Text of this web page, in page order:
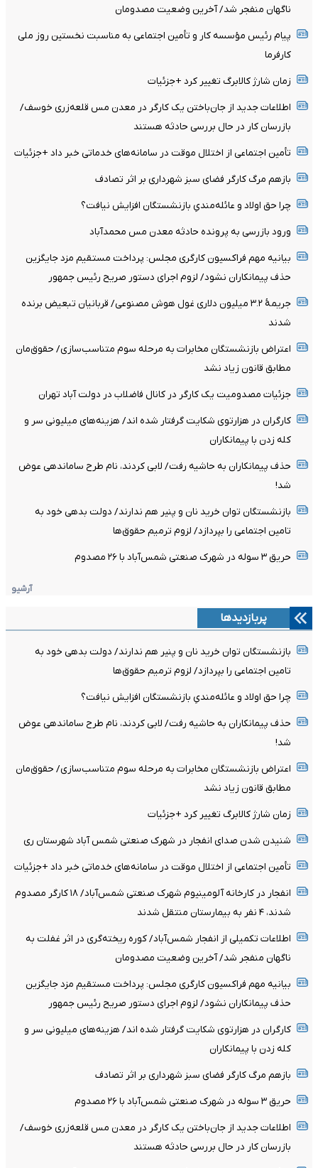
ناگهان منفجر شد/ آخرین وضعیت مصدومان
پیام رئیس مؤسسه کار و تأمین اجتماعی به مناسبت نخستین روز ملی
کارفرما
زمان شارژ کالابرگ تغییر کرد +جزئیات
اطلاعات جدید از جان‌باختن یک کارگر در معدن مس قلعه‌زری خوسف/
بازرسان کار در حال بررسی حادثه هستند
تأمین اجتماعی از اختلال موقت در سامانه‌های خدماتی خبر داد +جزئیات
بازهم مرگ کارگر فضای سبز شهرداری بر اثر تصادف
چرا حق اولاد و عائله‌مندیِ بازنشستگان افزایش نیافت؟
ورود بازرسی به پرونده حادثه معدن مس محمدآباد
بیانیه مهم فراکسیون کارگری مجلس: پرداخت مستقیم مزد جایگزین
حذف پیمانکاران نشود/ لزوم اجرای دستور صریح رئیس جمهور
جریمۀ ۳.۲ میلیون دلاری غول هوش مصنوعی/ قربانیان تبعیض برنده
شدند
اعتراض بازنشستگان مخابرات به مرحله سوم متناسب‌سازی/ حقوق‌مان
مطابق قانون زیاد نشد
جزئیات مصدومیت یک کارگر در کانال فاضلاب در دولت آباد تهران
کارگران در هزارتوی شکایت گرفتار شده اند/ هزینه‌های میلیونی سر و
کله زدن با پیمانکاران
حذف پیمانکاران به حاشیه رفت/ لابی کردند، نام طرح ساماندهی عوض
شد!
بازنشستگان توان خرید نان و پنیر هم ندارند/ دولت بدهی خود به
تامین اجتماعی را بپردازد/ لزوم ترمیم حقوق‌ها
حریق ۳ سوله در شهرک صنعتی شمس‌آباد با ۲۶ مصدوم
آرشیو
پربازدیدها
بازنشستگان توان خرید نان و پنیر هم ندارند/ دولت بدهی خود به
تامین اجتماعی را بپردازد/ لزوم ترمیم حقوق‌ها
چرا حق اولاد و عائله‌مندیِ بازنشستگان افزایش نیافت؟
حذف پیمانکاران به حاشیه رفت/ لابی کردند، نام طرح ساماندهی عوض
شد!
اعتراض بازنشستگان مخابرات به مرحله سوم متناسب‌سازی/ حقوق‌مان
مطابق قانون زیاد نشد
زمان شارژ کالابرگ تغییر کرد +جزئیات
شنیدن شدن صدای انفجار در شهرک صنعتی شمس آباد شهرستان ری
تأمین اجتماعی از اختلال موقت در سامانه‌های خدماتی خبر داد +جزئیات
انفجار در کارخانه آلومینیوم شهرک صنعتی شمس‌آباد/ ۱۸ کارگر مصدوم
شدند، ۴ نفر به بیمارستان منتقل شدند
اطلاعات تکمیلی از انفجار شمس‌آباد/ کوره ریخته‌گری در اثر غفلت به
ناگهان منفجر شد/ آخرین وضعیت مصدومان
بیانیه مهم فراکسیون کارگری مجلس: پرداخت مستقیم مزد جایگزین
حذف پیمانکاران نشود/ لزوم اجرای دستور صریح رئیس جمهور
کارگران در هزارتوی شکایت گرفتار شده اند/ هزینه‌های میلیونی سر و
کله زدن با پیمانکاران
بازهم مرگ کارگر فضای سبز شهرداری بر اثر تصادف
حریق ۳ سوله در شهرک صنعتی شمس‌آباد با ۲۶ مصدوم
اطلاعات جدید از جان‌باختن یک کارگر در معدن مس قلعه‌زری خوسف/
بازرسان کار در حال بررسی حادثه هستند